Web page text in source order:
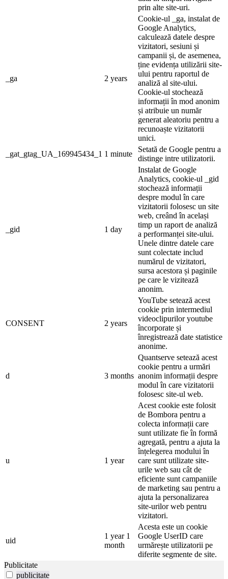
prin alte site-uri.
_ga 2 years
Cookie-ul _ga, instalat de
Google Analytics,
calculează datele despre
vizitatori, sesiuni și
campanii și, de asemenea,
ține evidența utilizării site-
ului pentru raportul de
analiză al site-ului.
Cookie-ul stochează
informații în mod anonim
și atribuie un număr
generat aleatoriu pentru a
recunoaște vizitatorii
unici.
_gat_gtag_UA_169945434_1 1 minute
Setată de Google pentru a
distinge intre utilizatorii.
_gid 1 day
Instalat de Google
Analytics, cookie-ul _gid
stochează informații
despre modul în care
vizitatorii folosesc un site
web, creând în același
timp un raport de analiză
a performanței site-ului.
Unele dintre datele care
sunt colectate includ
numărul de vizitatori,
sursa acestora și paginile
pe care le vizitează
anonim.
CONSENT 2 years
YouTube setează acest
cookie prin intermediul
videoclipurilor youtube
încorporate și
înregistrează date statistice
anonime.
d 3 months
Quantserve setează acest
cookie pentru a urmări
anonim informații despre
modul în care vizitatorii
folosesc site-ul web.
u 1 year
Acest cookie este folosit
de Bombora pentru a
colecta informații care
sunt utilizate fie în formă
agregată, pentru a ajuta la
înțelegerea modului în
care sunt utilizate site-
urile web sau cât de
eficiente sunt campaniile
de marketing sau pentru a
ajuta la personalizarea
site-urilor web pentru
vizitatori.
uid
1 year 1
month
Acesta este un cookie
Google UserID care
urmărește utilizatorii pe
diferite segmente de site.
Publicitate
publicitate